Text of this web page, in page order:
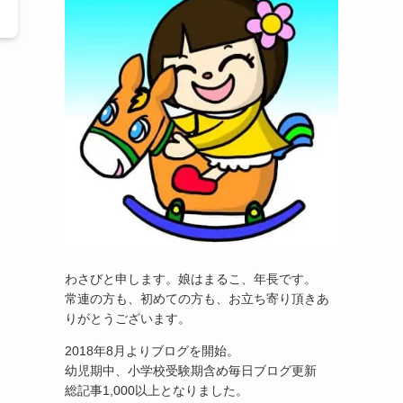
わさびと申します。娘はまるこ、年長です。
常連の方も、初めての方も、お立ち寄り頂きあ
りがとうございます。
2018年8月よりブログを開始。
幼児期中、小学校受験期含め毎日ブログ更新
総記事1,000以上となりました。